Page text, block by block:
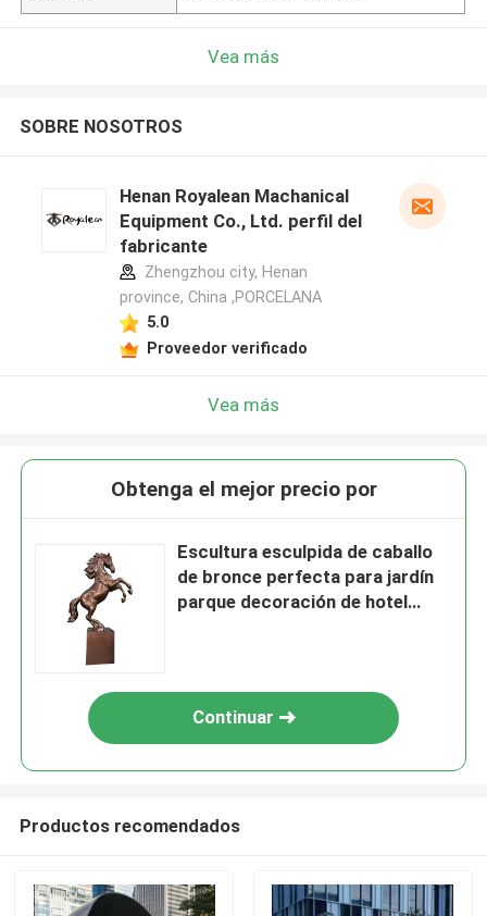
Vea más
SOBRE NOSOTROS
Henan Royalean Machanical
Equipment Co., Ltd. perfil del
fabricante
Zhengzhou city, Henan
province, China ,PORCELANA
5.0
Proveedor verificado
Vea más
Obtenga el mejor precio por
Escultura esculpida de caballo
de bronce perfecta para jardín
parque decoración de hotel
Continuar
Productos recomendados